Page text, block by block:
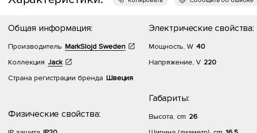
Общая информация:
Производитель MarkSlojd Sweden
Коллекция Jack
Страна регистрации бренда Швеция
Физические свойства:
Электрические свойства:
Мощность, W 40
Напряжение, V 220
Габариты:
Высота, cm 26